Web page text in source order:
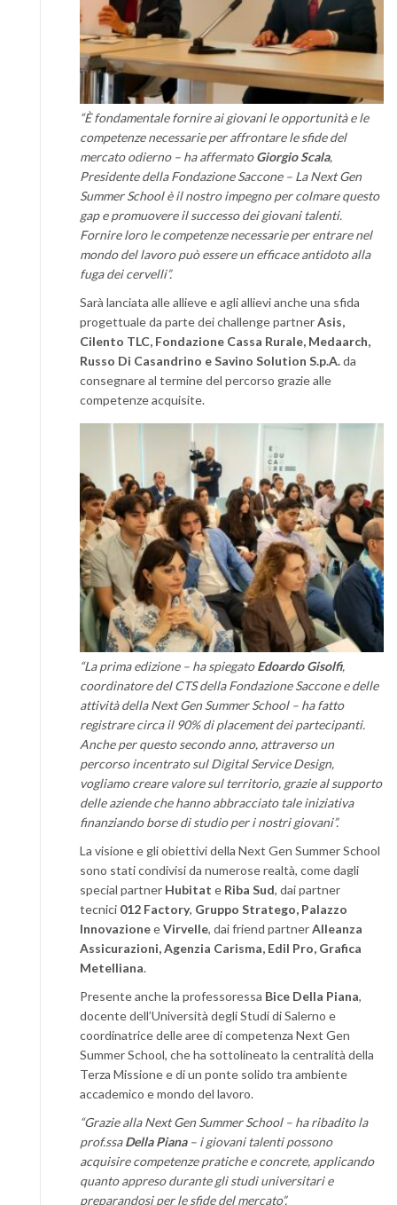
“È fondamentale fornire ai giovani le opportunità e le
competenze necessarie per affrontare le sfide del
mercato odierno – ha affermatoGiorgio Scala,
Presidente della Fondazione Saccone – La Next Gen
Summer School è il nostro impegno per colmare questo
gap e promuovere il successo dei giovani talenti.
Fornire loro le competenze necessarie per entrare nel
mondo del lavoro può essere un efficace antidoto alla
fuga dei cervelli”.
Sarà lanciata alle allieve e agli allievi anche una sfida
progettuale da parte dei challenge partnerAsis,
Cilento TLC, Fondazione Cassa Rurale, Medaarch,
Russo Di Casandrino e Savino Solution S.p.A.da
consegnare al termine del percorso grazie alle
competenze acquisite.
“La prima edizione – ha spiegatoEdoardo Gisolfi,
coordinatore del CTS della Fondazione Saccone e delle
attività della Next Gen Summer School – ha fatto
registrare circa il 90% di placement dei partecipanti.
Anche per questo secondo anno, attraverso un
percorso incentrato sul Digital Service Design,
vogliamo creare valore sul territorio, grazie al supporto
delle aziende che hanno abbracciato tale iniziativa
finanziando borse di studio per i nostri giovani”.
La visione e gli obiettivi della Next Gen Summer School
sono stati condivisi da numerose realtà, come dagli
special partner Hubitat e Riba Sud, dai partner
tecnici 012 Factory, Gruppo Stratego, Palazzo
InnovazioneeVirvelle, dai friend partnerAlleanza
Assicurazioni, Agenzia Carisma, Edil Pro, Grafica
Metelliana.
Presente anche la professoressa Bice Della Piana,
docente dell’Università degli Studi di Salerno e
coordinatrice delle aree di competenza Next Gen
Summer School, che ha sottolineato la centralità della
Terza Missione e di un ponte solido tra ambiente
accademico e mondo del lavoro.
“Grazie alla Next Gen Summer School – ha ribadito la
prof.ssaDella Piana– i giovani talenti possono
acquisire competenze pratiche e concrete, applicando
quanto appreso durante gli studi universitari e
preparandosi per le sfide del mercato”.